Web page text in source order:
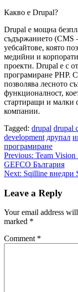
Какво е Drupal?
Drupal е мощна
съдържанието (CMS
уебсайтове, която
медийни и
проекти. Drupal е с
програмиране PHP.
позволява лесното
функционалност,
стартиращи и малки
компании.
Tagged: drupal drupal
development друпал
програмиране
Post
navigation
Previous: Team
GEFCO България
Next: Sqilline внедри
Leave a Reply
Your email address
marked *
Comment *